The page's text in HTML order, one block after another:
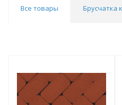
Все товары Брусчатка